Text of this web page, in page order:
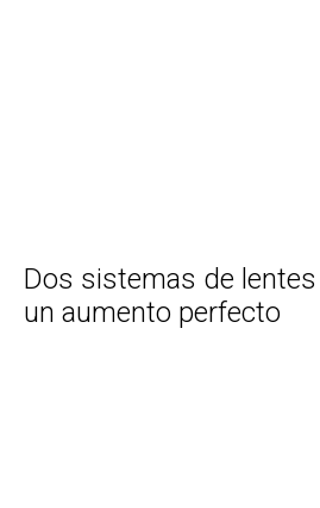
Dos sistemas de
un aumento perfecto